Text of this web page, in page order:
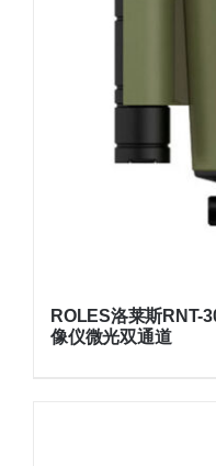
ROLES洛莱斯RNT-
像仪微光双通道